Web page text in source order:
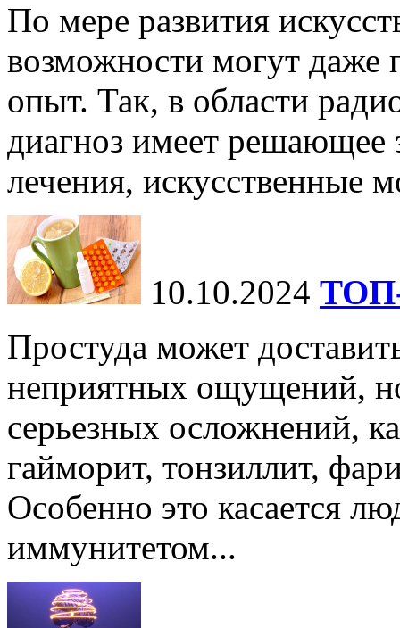
По мере развития
возможности могут даже
опыт. Так, в области
диагноз имеет решающее
лечения, искусственные
10.10.2024 ТОП-
Простуда может
неприятных ощущений,
серьезных осложнений,
гайморит, тонзиллит,
Особенно это касается
иммунитетом...